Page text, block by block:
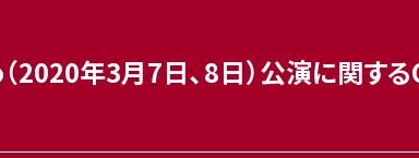
年3月7日、8日）公演に関す